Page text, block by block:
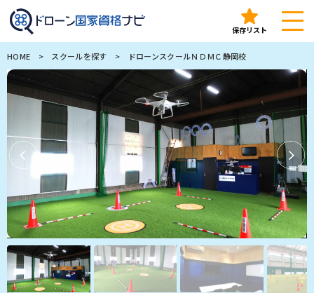
ドローン国家資格ナビ（ドロナビ）｜全国のドローンスクー
保存リスト
HOME > スクールを探す > ドローンスクールＮＤＭＣ静岡校